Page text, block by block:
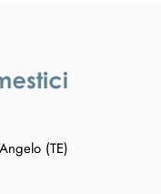
(TE)